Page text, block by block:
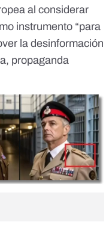
al considerar
instrumento “para
la desinformación
propaganda